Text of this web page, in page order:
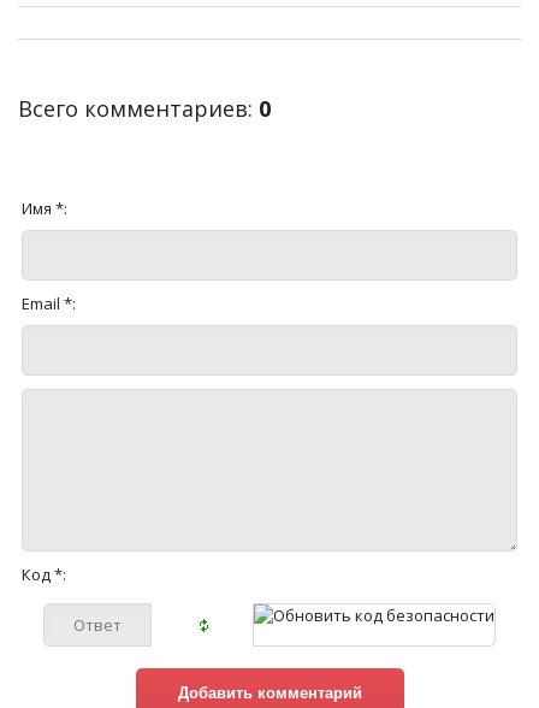
Всего комментариев: 0
Имя *:
Email *:
Код *: